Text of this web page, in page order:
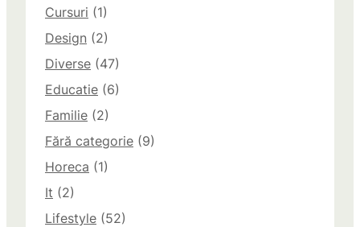
Cursuri (1)
Design (2)
Diverse (47)
Educatie (6)
Familie (2)
Fără categorie (9)
Horeca (1)
It (2)
Lifestyle (52)